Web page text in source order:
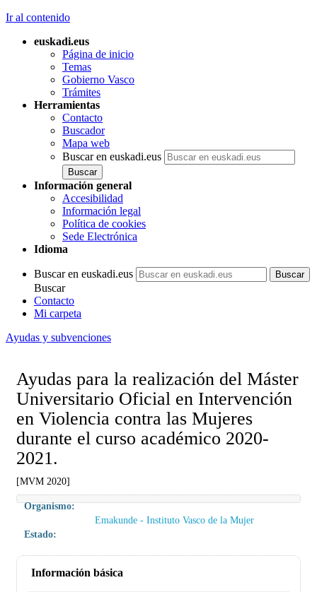
Ir al contenido
euskadi.eus
Página de inicio
Temas
Gobierno Vasco
Trámites
Herramientas
Contacto
Buscador
Mapa web
Buscar en euskadi.eus
Información general
Accesibilidad
Información legal
Política de cookies
Sede Electrónica
Idioma
Buscar en euskadi.eus
Buscar
Contacto
Mi carpeta
Ayudas y subvenciones
Ayudas para la realización del Máster
Universitario Oficial en Intervención
en Violencia contra las Mujeres
durante el curso académico 2020-
2021.
[MVM 2020]
Organismo:
Emakunde - Instituto Vasco de la Mujer
Estado:
Información básica